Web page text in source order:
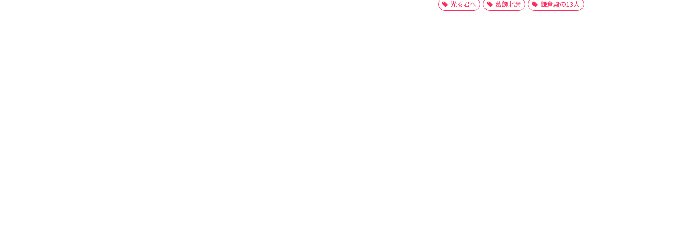
光る君へ 葛飾北斎 鎌倉殿の13人